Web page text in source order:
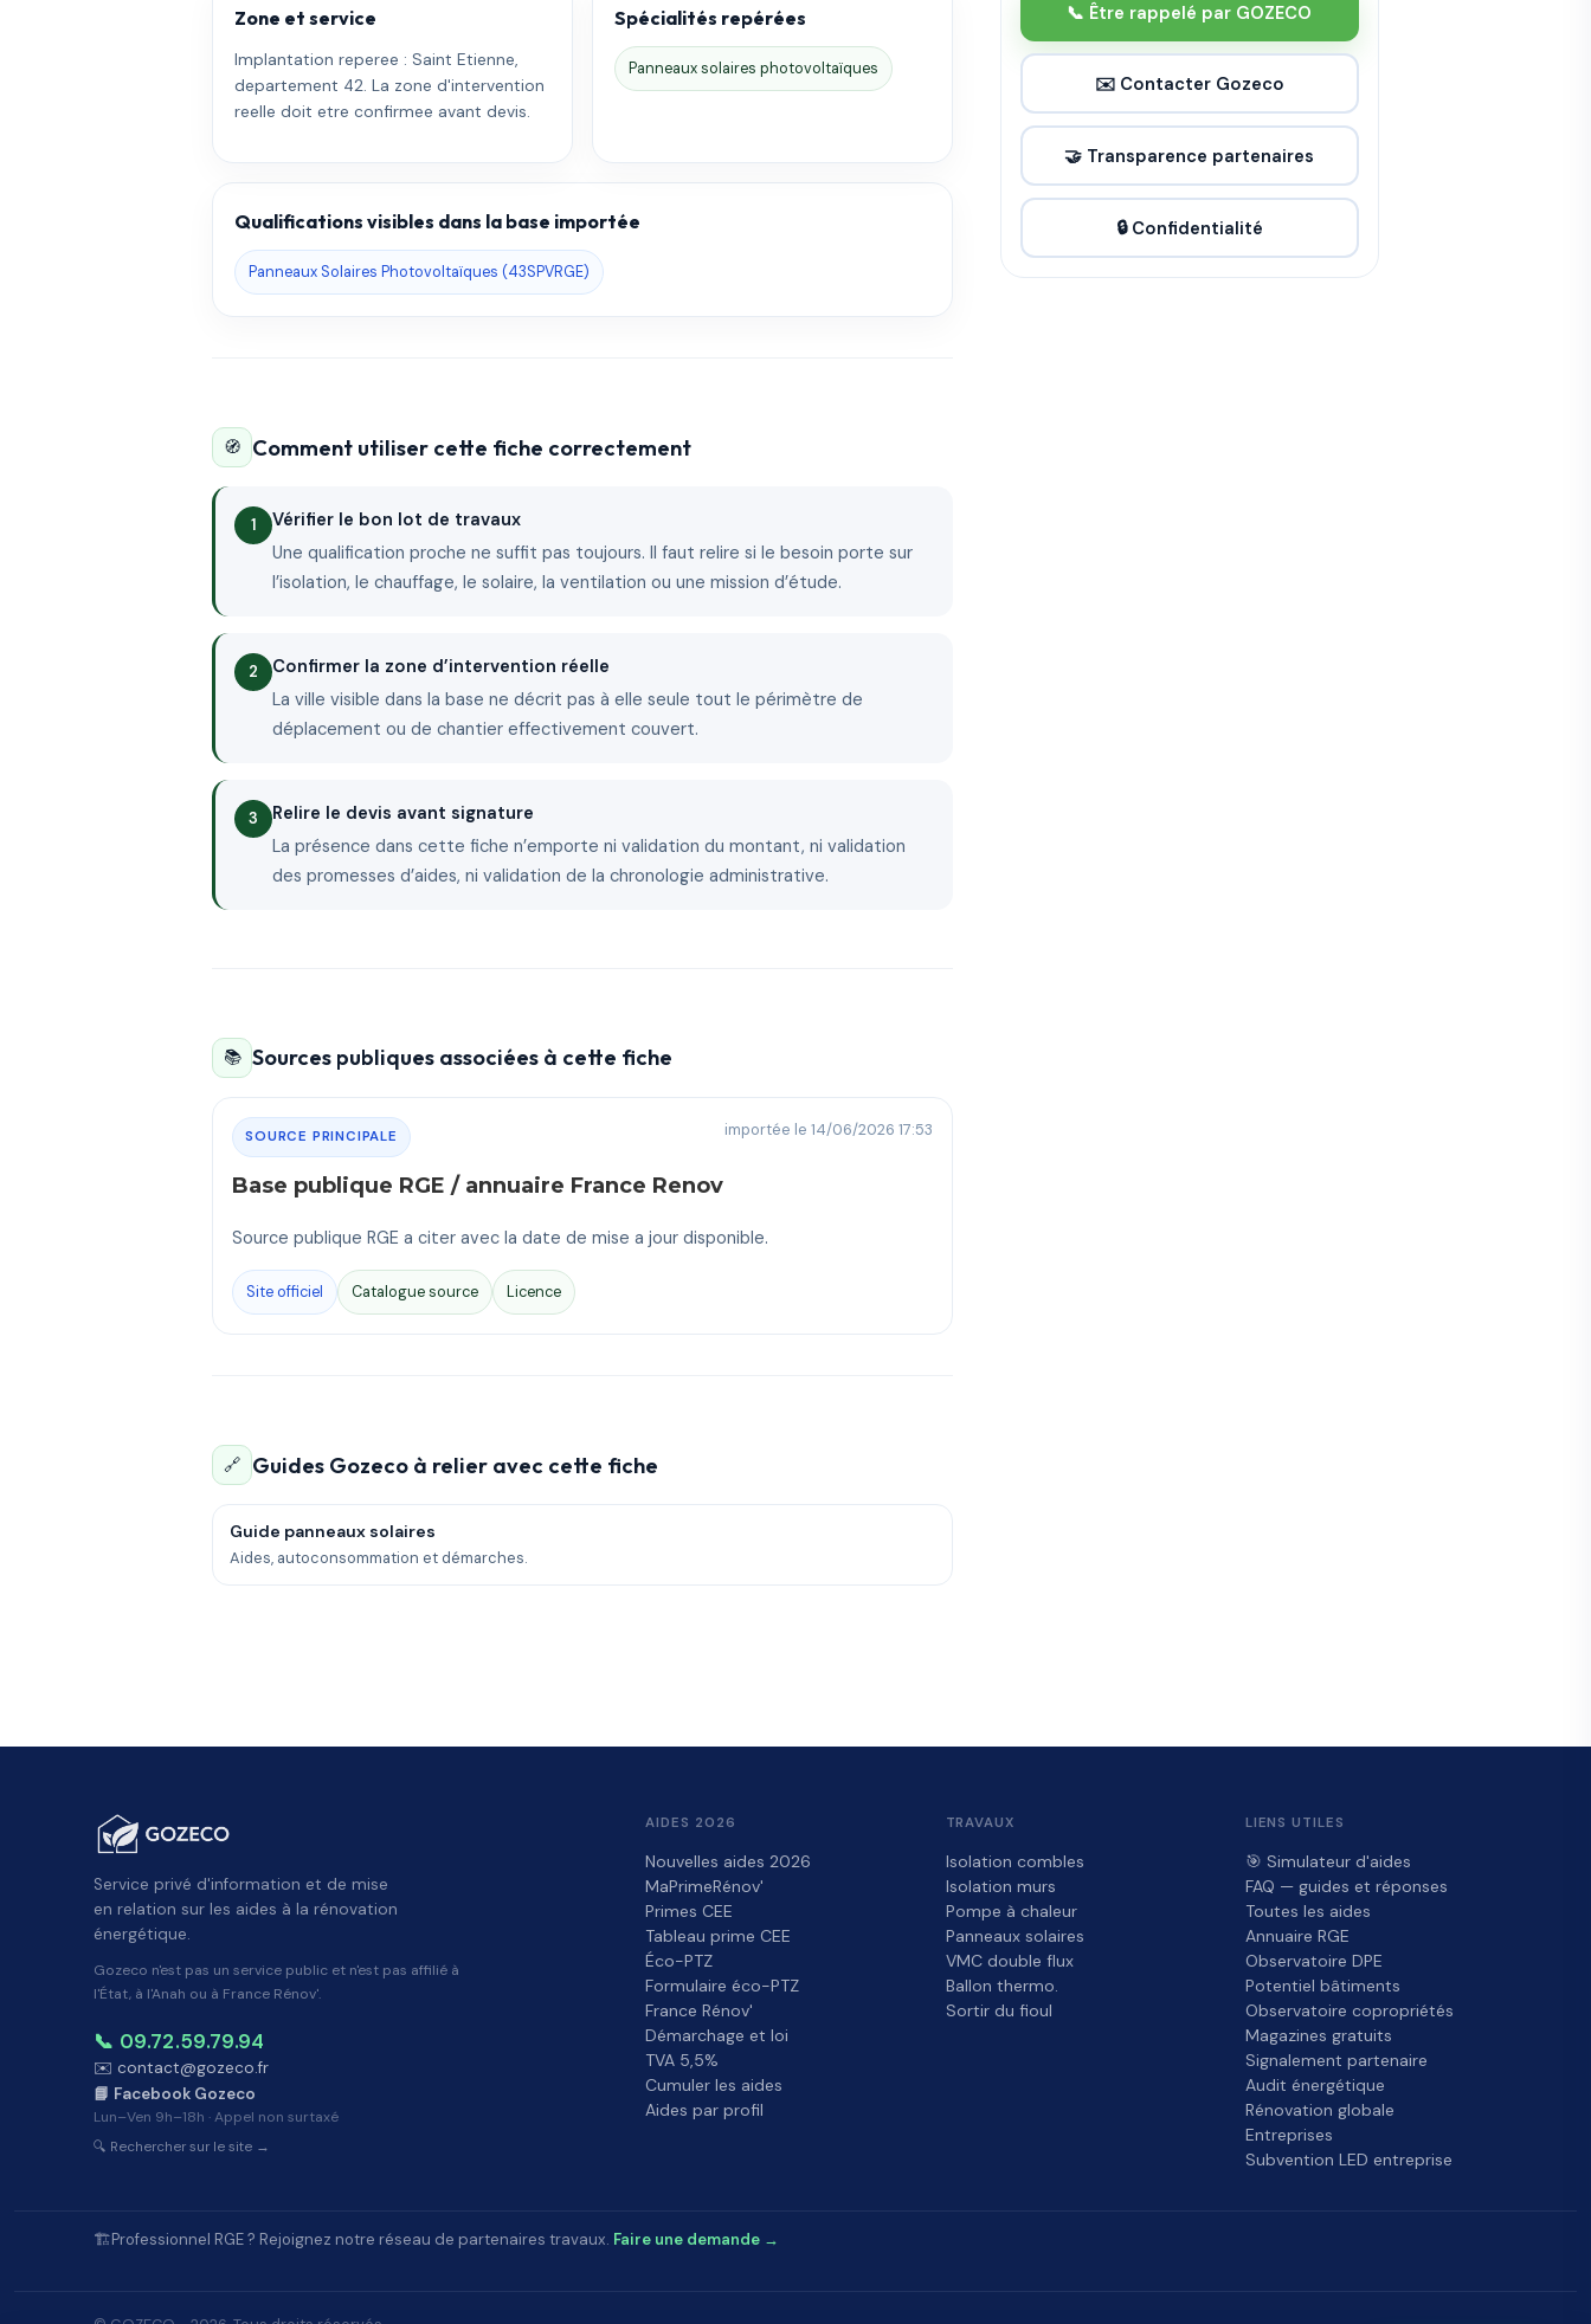
Zone et service
Implantation reperee : Saint Etienne,
departement 42. La zone d'intervention
reelle doit etre confirmee avant devis.
Spécialités repérées
Panneaux solaires photovoltaïques
Qualifications visibles dans la base importée
Panneaux Solaires Photovoltaïques (43SPVRGE)
🧭 Comment utiliser cette fiche correctement
Vérifier le bon lot de travaux
Une qualification proche ne suffit pas toujours. Il faut relire si le besoin porte sur
l’isolation, le chauffage, le solaire, la ventilation ou une mission d’étude.
Confirmer la zone d’intervention réelle
La ville visible dans la base ne décrit pas à elle seule tout le périmètre de
déplacement ou de chantier effectivement couvert.
Relire le devis avant signature
La présence dans cette fiche n’emporte ni validation du montant, ni validation
des promesses d’aides, ni validation de la chronologie administrative.
📚 Sources publiques associées à cette fiche
SOURCE PRINCIPALE
Base publique RGE / annuaire France Renov
importée le 14/06/2026 17:53
Source publique RGE a citer avec la date de mise a jour disponible.
Site officiel Catalogue source Licence
🔗 Guides Gozeco à relier avec cette fiche
Guide panneaux solaires
Aides, autoconsommation et démarches.
📞 Être rappelé par GOZECO
✉️ Contacter Gozeco
🤝 Transparence partenaires
🔒 Confidentialité
Service privé d'information et de mise
en relation sur les aides à la rénovation
énergétique.
Gozeco n'est pas un service public et n'est pas affilié à
l'État, à l'Anah ou à France Rénov'.
📞 09.72.59.79.94
✉️ contact@gozeco.fr
📘 Facebook Gozeco
Lun–Ven 9h–18h · Appel non surtaxé
🔍 Rechercher sur le site →
AIDES 2026
Nouvelles aides 2026
MaPrimeRénov'
Primes CEE
Tableau prime CEE
Éco-PTZ
Formulaire éco-PTZ
France Rénov'
Démarchage et loi
TVA 5,5%
Cumuler les aides
Aides par profil
TRAVAUX
Isolation combles
Isolation murs
Pompe à chaleur
Panneaux solaires
VMC double flux
Ballon thermo.
Sortir du fioul
LIENS UTILES
🎯 Simulateur d'aides
FAQ — guides et réponses
Toutes les aides
Annuaire RGE
Observatoire DPE
Potentiel bâtiments
Observatoire copropriétés
Magazines gratuits
Signalement partenaire
Audit énergétique
Rénovation globale
Entreprises
Subvention LED entreprise
🏗️Professionnel RGE ? Rejoignez notre réseau de partenaires travaux. Faire une demande →